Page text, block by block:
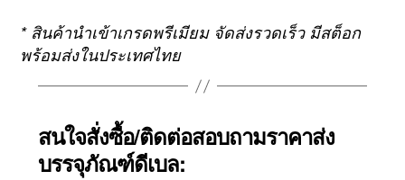
* สินค้านำเข้าเกรดพรีเมียม จัดส่งรวดเร็ว มีสต็อก
พร้อมส่งในประเทศไทย
สนใจสั่งซื้อ/ติดต่อสอบถามราคาส่ง
บรรจุภัณฑ์ดีเบล: